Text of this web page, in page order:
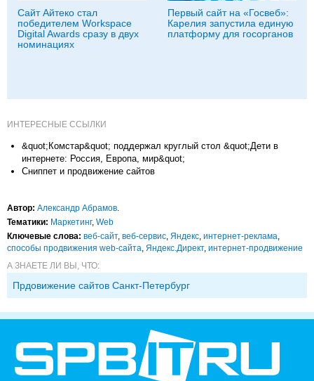
Сайт Айтеко стал
победителем Workspace
Digital Awards сразу в двух
номинациях
Первый сайт на «Госвеб»:
Карелия запустила единую
платформу для госорганов
ИНТЕРЕСНЫЕ ССЫЛКИ
&quot;Комстар&quot; поддержал круглый стол &quot;Дети в
интернете: Россия, Европа, мир&quot;
Сниппет и продвижение сайтов
Автор: Александр Абрамов
Тематики: Маркетинг, Web
Ключевые слова: веб-сайт, веб-сервис Яндекс интернет-реклама
способы продвижения web-сайта Яндекс.Директ, интернет-продвижение
А ЗНАЕТЕ ЛИ ВЫ, ЧТО:
Прдовижение сайтов Санкт-Петербург